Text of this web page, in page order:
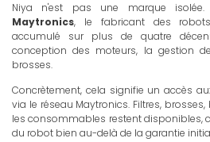
Niya n'est pas une marque
Maytronics, le fabricant des
accumulé sur plus de quatre
conception des moteurs, la gestion
brosses.
Concrètement, cela signifie un accès
via le réseau Maytronics. Filtres,
les consommables restent disponibles,
du robot bien au-delà de la garantie